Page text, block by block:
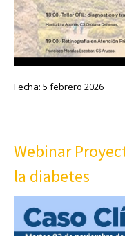
Fecha: 5 febrero 2026
Webinar
la diabetes